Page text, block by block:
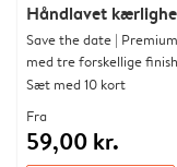
Håndlavet
Save the date |
med tre forskellige finish
Sæt med 10 kort
Fra
59,00 kr.